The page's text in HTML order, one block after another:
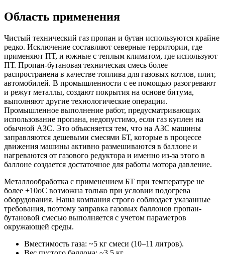
Область применения
Чистый технический газ пропан и бутан используются крайне
редко. Исключение составляют северные территории, где
применяют ПТ, и южные с теплым климатом, где используют
ПТ. Пропан-бутановая техническая смесь более
распространена в качестве топлива для газовых котлов, плит,
автомобилей. В промышленности с ее помощью разогревают
и режут металлы, создают покрытия на основе битума,
выполняют другие технологические операции.
Промышленное выполнение работ, предусматривающих
использование пропана, недопустимо, если газ куплен на
обычной АЗС. Это объясняется тем, что на АЗС машины
заправляются дешевыми смесями БТ, которые в процессе
движения машины активно размешиваются в баллоне и
нагреваются от газового редуктора и именно из-за этого в
баллоне создается достаточное для работы мотора давление.
Металлообработка с применением БТ при температуре не
более +10oC возможна только при условии подогрева
оборудования. Наша компания строго соблюдает указанные
требования, поэтому заправка газовых баллонов пропан-
бутановой смесью выполняется с учетом параметров
окружающей среды.
Вместимость газа: ~5 кг смеси (10–11 литров).